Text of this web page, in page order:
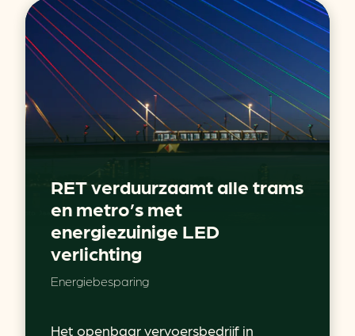
RET verduurzaamt alle trams
en metro’s met
energiezuinige LED
verlichting
Energiebesparing
Het openbaar vervoersbedrijf in